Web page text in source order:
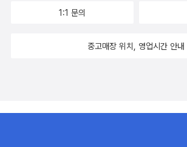
1:1 문의
중고매장 위치, 영업시간 안내